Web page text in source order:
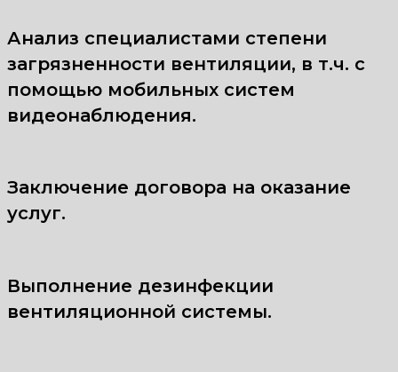
Анализ специалистами степени
загрязненности вентиляции, в т.ч. с
помощью мобильных систем
видеонаблюдения.
Заключение договора на оказание
услуг.
Выполнение дезинфекции
вентиляционной системы.